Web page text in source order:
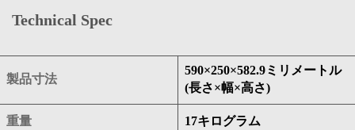
Technical Spec
製品寸法
590×250×582.9ミリメートル
(長さ×幅×高さ)
重量 17キログラム